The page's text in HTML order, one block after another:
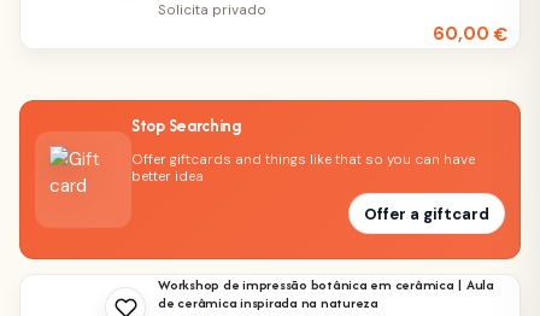
60,00€
Solicita privado
Stop Searching
Offer giftcards and things like that so you can have
better idea
Offer a giftcard
Workshop de impressão botânica em cerâmica | Aula
de cerâmica inspirada na natureza